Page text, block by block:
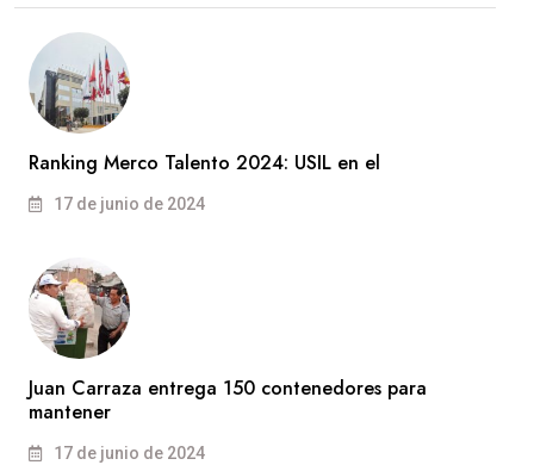
Ranking Merco Talento 2024: USIL en el
17 de junio de 2024
Juan Carraza entrega 150 contenedores para
mantener
17 de junio de 2024